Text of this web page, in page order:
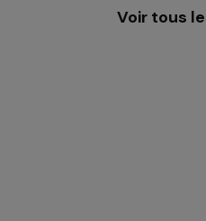
Voir tous